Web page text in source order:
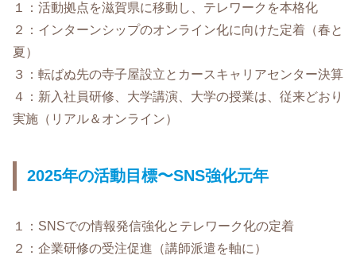
１：活動拠点を滋賀県に移動し、テレワークを本格化
２：インターンシップのオンライン化に向けた定着（春と
夏）
３：転ばぬ先の寺子屋設立とカースキャリアセンター決算
４：新入社員研修、大学講演、大学の授業は、従来どおり
実施（リアル＆オンライン）
2025年の活動目標〜SNS強化元年
１：SNSでの情報発信強化とテレワーク化の定着
２：企業研修の受注促進（講師派遣を軸に）